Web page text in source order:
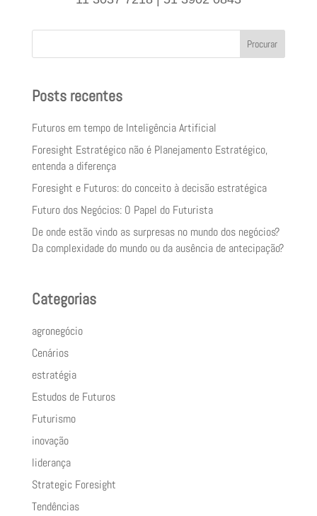
Procurar
Posts recentes
Futuros em tempo de Inteligência Artificial
Foresight Estratégico não é Planejamento Estratégico,
entenda a diferença
Foresight e Futuros: do conceito à decisão estratégica
Futuro dos Negócios: O Papel do Futurista
De onde estão vindo as surpresas no mundo dos negócios?
Da complexidade do mundo ou da ausência de antecipação?
Categorias
agronegócio
Cenários
estratégia
Estudos de Futuros
Futurismo
inovação
liderança
Strategic Foresight
Tendências